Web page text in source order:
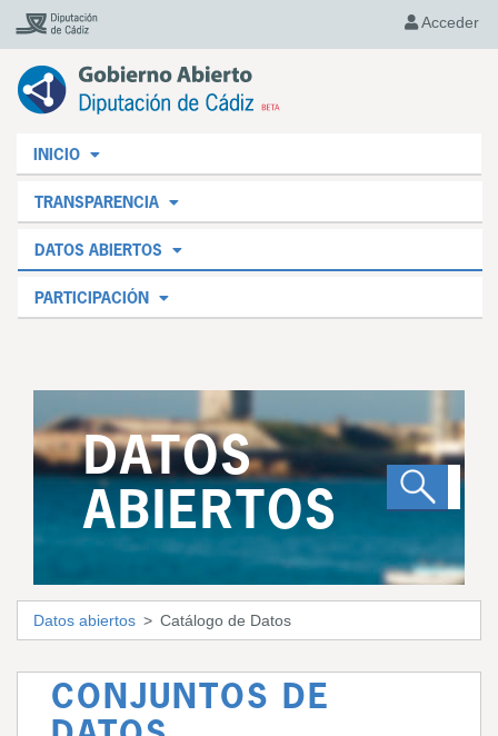
Acceder
INICIO
TRANSPARENCIA
DATOS ABIERTOS
PARTICIPACIÓN
DATOS
ABIERTOS
Datos abiertos Catálogo de Datos
CONJUNTOS DE